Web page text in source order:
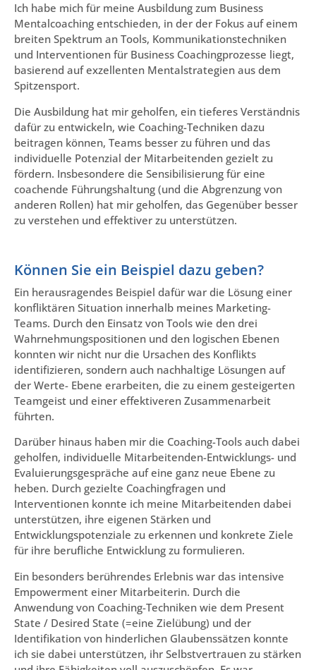
Ich habe mich für meine Ausbildung zum Business
Mentalcoaching entschieden, in der der Fokus auf einem
breiten Spektrum an Tools, Kommunikationstechniken
und Interventionen für Business Coachingprozesse liegt,
basierend auf exzellenten Mentalstrategien aus dem
Spitzensport.
Die Ausbildung hat mir geholfen, ein tieferes Verständnis
dafür zu entwickeln, wie Coaching-Techniken dazu
beitragen können, Teams besser zu führen und das
individuelle Potenzial der Mitarbeitenden gezielt zu
fördern. Insbesondere die Sensibilisierung für eine
coachende Führungshaltung (und die Abgrenzung von
anderen Rollen) hat mir geholfen, das Gegenüber besser
zu verstehen und effektiver zu unterstützen.
Können Sie ein Beispiel dazu geben?
Ein herausragendes Beispiel dafür war die Lösung einer
konfliktären Situation innerhalb meines Marketing-
Teams. Durch den Einsatz von Tools wie den drei
Wahrnehmungspositionen und den logischen Ebenen
konnten wir nicht nur die Ursachen des Konflikts
identifizieren, sondern auch nachhaltige Lösungen auf
der Werte- Ebene erarbeiten, die zu einem gesteigerten
Teamgeist und einer effektiveren Zusammenarbeit
führten.
Darüber hinaus haben mir die Coaching-Tools auch dabei
geholfen, individuelle Mitarbeitenden-Entwicklungs- und
Evaluierungsgespräche auf eine ganz neue Ebene zu
heben. Durch gezielte Coachingfragen und
Interventionen konnte ich meine Mitarbeitenden dabei
unterstützen, ihre eigenen Stärken und
Entwicklungspotenziale zu erkennen und konkrete Ziele
für ihre berufliche Entwicklung zu formulieren.
Ein besonders berührendes Erlebnis war das intensive
Empowerment einer Mitarbeiterin. Durch die
Anwendung von Coaching-Techniken wie dem Present
State / Desired State (=eine Zielübung) und der
Identifikation von hinderlichen Glaubenssätzen konnte
ich sie dabei unterstützen, ihr Selbstvertrauen zu stärken